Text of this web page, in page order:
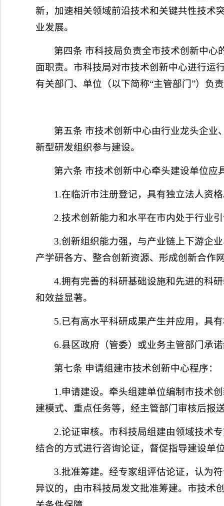
新，加速相关领域前沿技术和关键共性技术
业发展。
第四条 市科技局负责全市技术创新中
面职责。市科技局对市技术创新中心进行运
有关部门、单位（以下简称“主管部门”）负
第五条 市技术创新中心由行业龙头企
新型研发组织参与建设。
第六条 市技术创新中心牵头建设单位应
1.在临沂市注册登记，具有独立法人资
2.技术创新能力和水平在市内处于行业
3.创新组织能力强，与产业链上下游企
产学研各方、整合创新资源、形成创新合作
4.拥有完善的科研基础设施和先进的科
和效益显著。
5.已有高水平科研成果产生并应用，具
6.县区政府（管委）或业务主管部门承
第七条 申请组建市技术创新中心程序：
1.申请建设。牵头组建单位编制市技术
建模式、重点任务等，经主管部门审核后报
2.论证审核。市科技局组建由领域技术
结合的方式进行咨询论证，督促指导建设单
3.批准筹建。经专家组评估论证，认为
异议的，由市科技局发文批准筹建。市技术